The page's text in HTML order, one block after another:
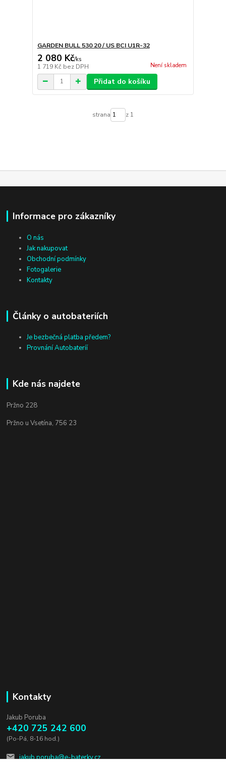
GARDEN BULL 530 20 / US BCI U1R-32
2 080 Kč/ks
1 719 Kč bez DPH Není skladem
Přidat do košíku
strana z 1
Informace pro zákazníky
O nás
Jak nakupovat
Obchodní podmínky
Fotogalerie
Kontakty
Články o autobateriích
Je bezbečná platba předem?
Provnání Autobateríí
Kde nás najdete
Pržno 228
Pržno u Vsetína, 756 23
Kontakty
Jakub Poruba
+420 725 242 600
(Po-Pá, 8-16 hod.)
jakub.poruba@e-baterky.cz